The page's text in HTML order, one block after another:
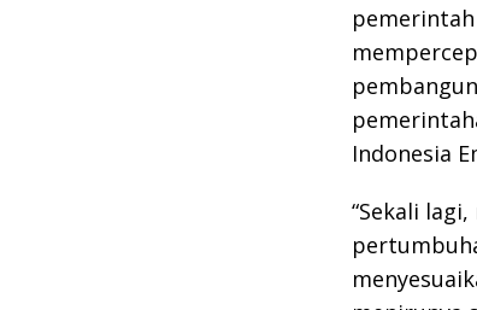
Indonesia
“Sekali